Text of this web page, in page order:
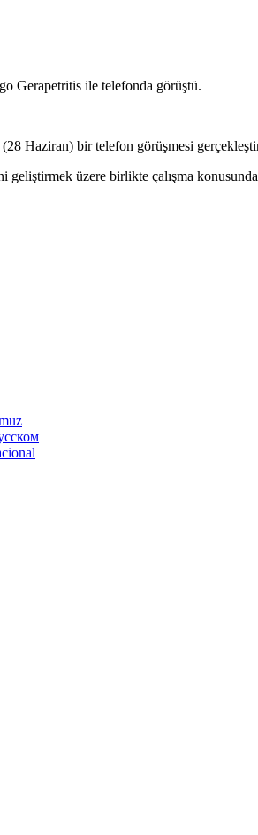
Gerapetritis ile telefonda görüştü.
Haziran) bir telefon görüşmesi
üzere birlikte çalışma konusunda